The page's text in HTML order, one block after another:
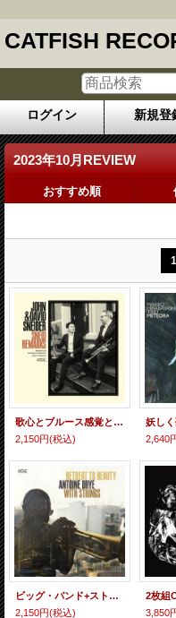
CATFISH
ログイン 新規登
2023年10月REVIEW
おすすめ順
1
歌心とブルース感覚とバップ魂に貫かれた2トランペットの和気溌溂たる直球勝負バトルが旨味たっぷりに盛り上がる痛快編! CD JOHN & DAVID SNEIDER ジョン & デイヴィッド・スナイダー / SNEID REMARKS
2,150円(税込)
2,640
ビッグ・バンド+ストリングスのムーディーな音響をバックに端正で優しい歌心の権化たるメロディック・トランペット吹鳴がジェントル&ハートウォーミングこの上なしの妙味を放つ寛ぎ極楽編 CD ANTOINE DRYE WITH STRINGS アントワーヌ・ドライ / RETREAT TO BEAUTY (OBLATION VOL.3: PROVIDENCE!)
2,150円(税込)
3,850